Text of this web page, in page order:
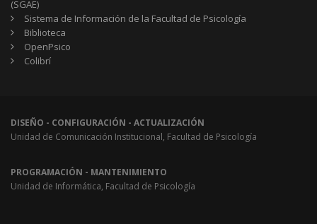
(SGAE)
Sistema de Información de la Facultad de Psicología
Biblioteca
OpenPsico
Colibrí
DISEÑO - CONFIGURACIÓN - ACTUALIZACIÓN
Unidad de Comunicación Institucional, Facultad de Psicología
PROGRAMACIÓN - MANTENIMIENTO
Unidad de Informática, Facultad de Psicología